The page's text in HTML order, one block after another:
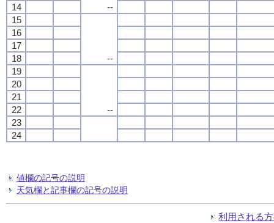
--
14
15
--
16
17
18
19
--
20
21
22
23
24
値欄の記号の説明
天気欄と記事欄の記号の説明
利用される